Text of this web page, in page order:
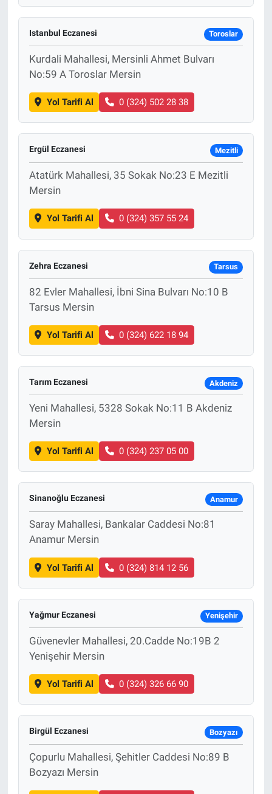
Istanbul Eczanesi Toroslar
Kurdali Mahallesi, Mersinli Ahmet Bulvarı
No:59 A Toroslar Mersin
Yol Tarifi Al 0 (324) 502 28 38
Ergül Eczanesi Mezitli
Atatürk Mahallesi, 35 Sokak No:23 E Mezitli
Mersin
Yol Tarifi Al 0 (324) 357 55 24
Zehra Eczanesi Tarsus
82 Evler Mahallesi, İbni Sina Bulvarı No:10 B
Tarsus Mersin
Yol Tarifi Al 0 (324) 622 18 94
Tarım Eczanesi Akdeniz
Yeni Mahallesi, 5328 Sokak No:11 B Akdeniz
Mersin
Yol Tarifi Al 0 (324) 237 05 00
Sinanoğlu Eczanesi Anamur
Saray Mahallesi, Bankalar Caddesi No:81
Anamur Mersin
Yol Tarifi Al 0 (324) 814 12 56
Yağmur Eczanesi Yenişehir
Güvenevler Mahallesi, 20.Cadde No:19B 2
Yenişehir Mersin
Yol Tarifi Al 0 (324) 326 66 90
Birgül Eczanesi Bozyazı
Çopurlu Mahallesi, Şehitler Caddesi No:89 B
Bozyazı Mersin